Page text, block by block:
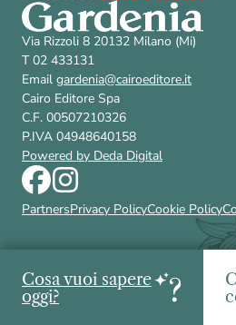
Via Rizzoli 8 20132 Milano (Mi)
T 02 433131
Email gardenia@cairoeditore.it
Cairo Editore Spa
C.F. 00507210326
P.IVA 04948640158
Powered by Deda Digital
PartnersPrivacy PolicyCookie Policy
Cosa vuoi sapere
oggi?